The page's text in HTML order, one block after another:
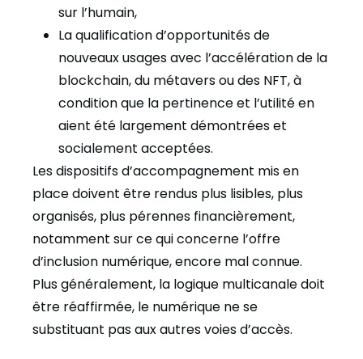
sur l’humain,
La qualification d’opportunités de
nouveaux usages avec l’accélération de la
blockchain, du métavers ou des NFT, à
condition que la pertinence et l’utilité en
aient été largement démontrées et
socialement acceptées.
Les dispositifs d’accompagnement mis en
place doivent être rendus plus lisibles, plus
organisés, plus pérennes financièrement,
notamment sur ce qui concerne l’offre
d’inclusion numérique, encore mal connue.
Plus généralement, la logique multicanale doit
être réaffirmée, le numérique ne se
substituant pas aux autres voies d’accès.